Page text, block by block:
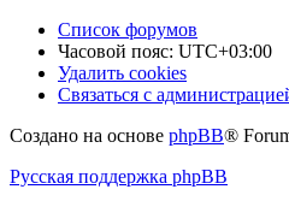
Список форумов
Часовой пояс: UTC+03:00
Удалить cookies
Связаться с
Создано на основе phpBB®
Русская поддержка phpBB